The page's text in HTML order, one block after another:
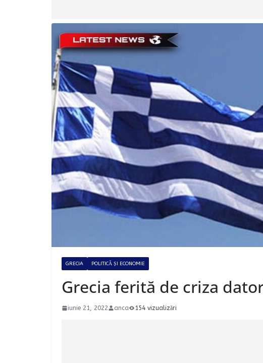
GRECIA POLITICĂ ȘI ECONOMIE
Grecia ferită de criza
iunie 21, 2022 anca 154 vizualizări